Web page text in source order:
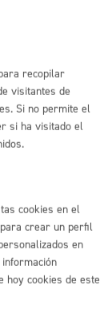
de
recopilar
visitantes de
Si no permite el
si ha visitado el
cookies en el
crear un perfil
en
hoy cookies de este